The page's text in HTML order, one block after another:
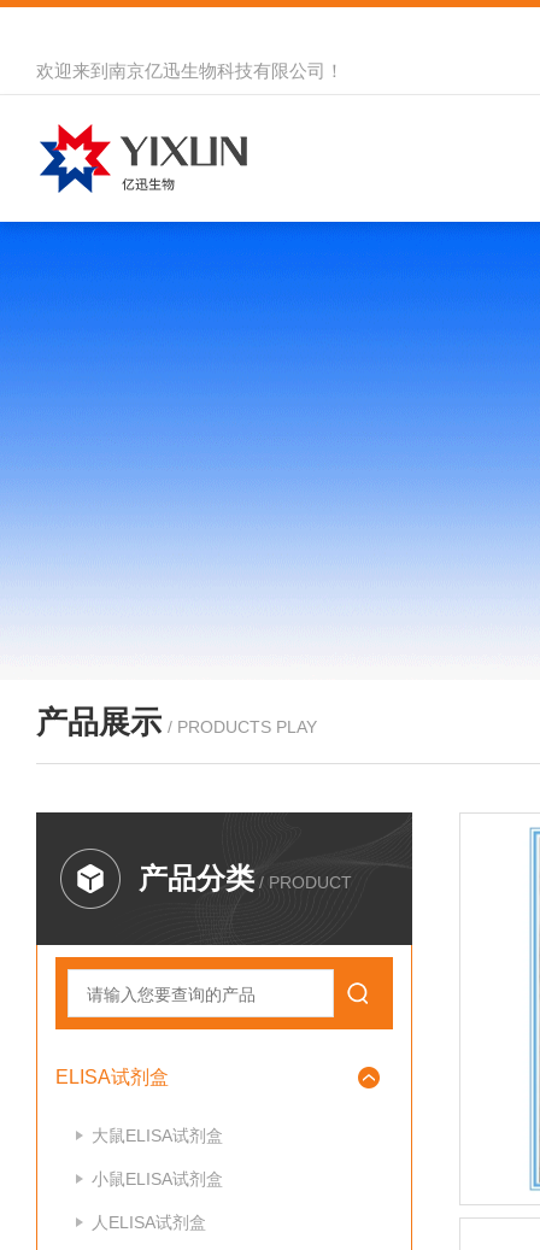
欢迎来到 南京亿迅生物科技有限公司 ！
产品展示 / PRODUCTS PLAY
产品分类 / PRODUCT
ELISA试剂盒
大鼠ELISA试剂盒
小鼠ELISA试剂盒
人ELISA试剂盒